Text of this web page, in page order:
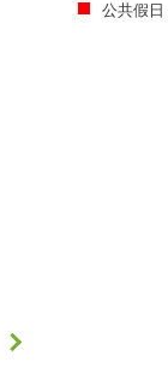
公共假日